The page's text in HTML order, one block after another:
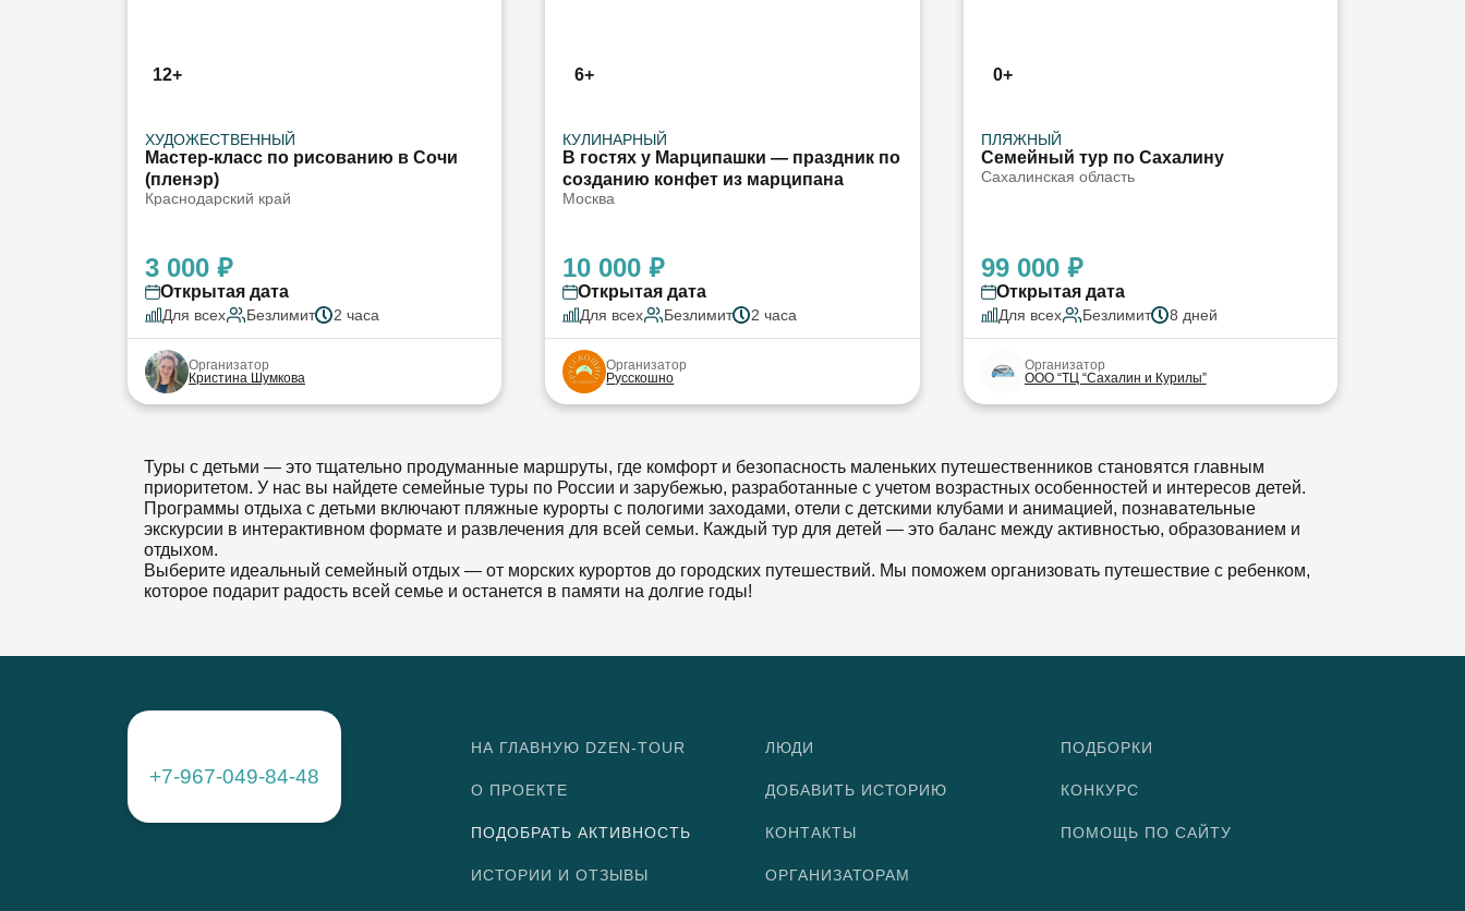
12+
ХУДОЖЕСТВЕННЫЙ
Мастер-класс по рисованию в Сочи
(пленэр)
Краснодарский край
3 000 ₽
Открытая дата
Для всех Безлимит 2 часа
Организатор
Кристина Шумкова
6+
КУЛИНАРНЫЙ
В гостях у Марципашки — праздник по
созданию конфет из марципана
Москва
10 000 ₽
Открытая дата
Для всех Безлимит 2 часа
Организатор
Русскошно
0+
ПЛЯЖНЫЙ
Семейный тур по Сахалину
Сахалинская область
99 000 ₽
Открытая дата
Для всех Безлимит 8 дней
Организатор
ООО “ТЦ “Сахалин и Курилы”
Туры с детьми — это тщательно продуманные маршруты, где комфорт и безопасность маленьких путешественников становятся главным
приоритетом. У нас вы найдете семейные туры по России и зарубежью, разработанные с учетом возрастных особенностей и интересов детей.
Программы отдыха с детьми включают пляжные курорты с пологими заходами, отели с детскими клубами и анимацией, познавательные
экскурсии в интерактивном формате и развлечения для всей семьи. Каждый тур для детей — это баланс между активностью, образованием и
отдыхом.
Выберите идеальный семейный отдых — от морских курортов до городских путешествий. Мы поможем организовать путешествие с ребенком,
которое подарит радость всей семье и останется в памяти на долгие годы!
+7-967-049-84-48
НА ГЛАВНУЮ DZEN-TOUR
О ПРОЕКТЕ
ПОДОБРАТЬ АКТИВНОСТЬ
ИСТОРИИ И ОТЗЫВЫ
ЛЮДИ
ДОБАВИТЬ ИСТОРИЮ
КОНТАКТЫ
ОРГАНИЗАТОРАМ
ПОДБОРКИ
КОНКУРС
ПОМОЩЬ ПО САЙТУ